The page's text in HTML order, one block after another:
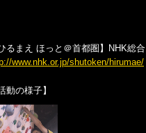
ひるまえ ほっと＠首都圏】NHK総合
www.nhk.or.jp/shutoken/hirumae/
動の様子】